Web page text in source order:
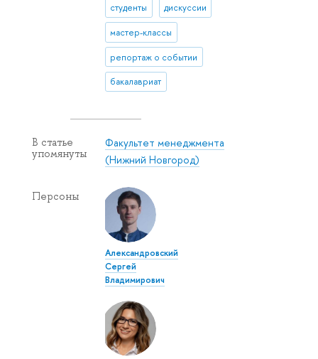
студенты дискуссии
мастер-классы
репортаж о событии
бакалавриат
В статье
упомянуты
Факультет менеджмента
(Нижний Новгород)
Персоны
Александровский
Сергей
Владимирович